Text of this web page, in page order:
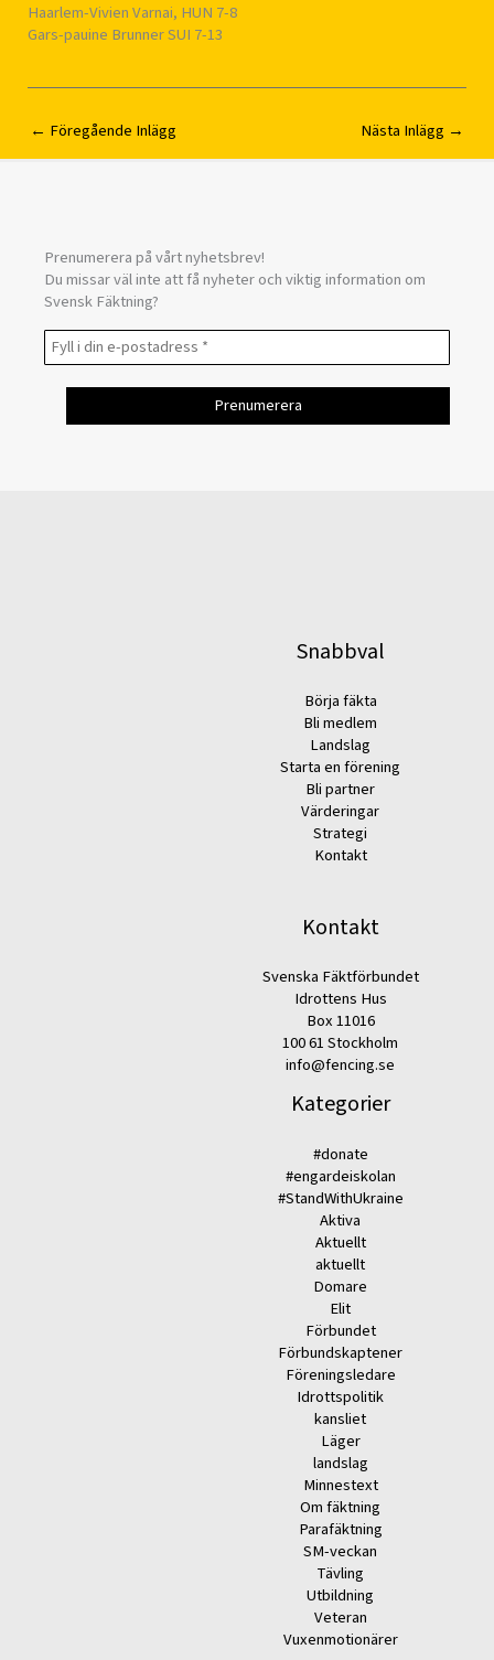
Haarlem-Vivien Varnai, HUN 7-8
Gars-pauine Brunner SUI 7-13
← Föregående Inlägg Nästa Inlägg →
Prenumerera på vårt nyhetsbrev!
Du missar väl inte att få nyheter och viktig information om
Svensk Fäktning?
Snabbval
Börja fäkta
Bli medlem
Landslag
Starta en förening
Bli partner
Värderingar
Strategi
Kontakt
Kontakt
Svenska Fäktförbundet
Idrottens Hus
Box 11016
100 61 Stockholm
info@fencing.se
Kategorier
#donate
#engardeiskolan
#StandWithUkraine
Aktiva
Aktuellt
aktuellt
Domare
Elit
Förbundet
Förbundskaptener
Föreningsledare
Idrottspolitik
kansliet
Läger
landslag
Minnestext
Om fäktning
Parafäktning
SM-veckan
Tävling
Utbildning
Veteran
Vuxenmotionärer